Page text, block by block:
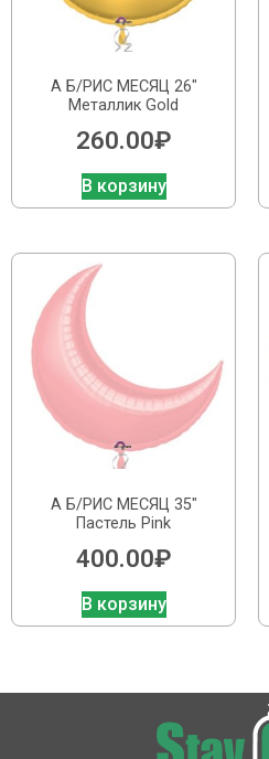
А Б/РИС МЕСЯЦ 26″
Металлик Gold
260.00₽
В корзину
А Б/РИС МЕСЯЦ 35″
Пастель Pink
400.00₽
В корзину